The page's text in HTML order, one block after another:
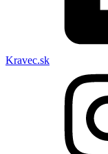
Kravec.sk